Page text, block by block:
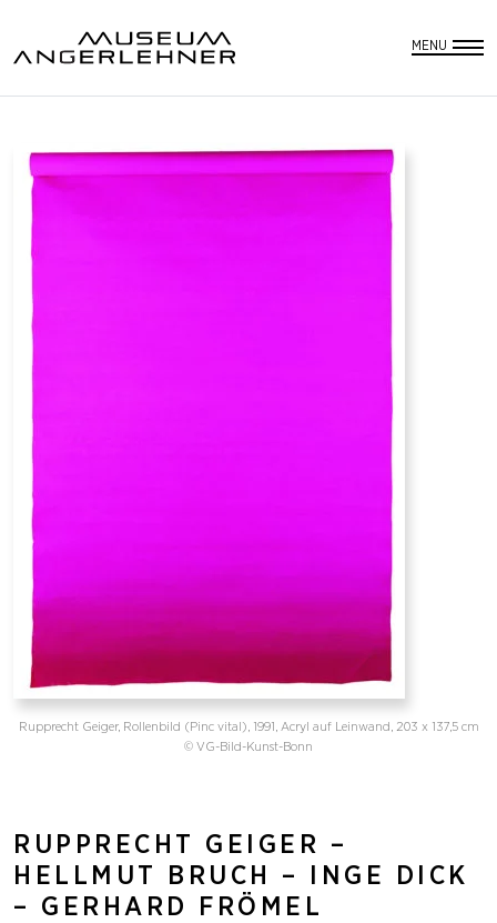
MENU
Rupprecht Geiger, Rollenbild (Pinc vital), 1991, Acryl auf Leinwand, 203 x 137,5 cm
© VG-Bild-Kunst-Bonn
RUPPRECHT GEIGER –
HELLMUT BRUCH – INGE DICK
– GERHARD FRÖMEL